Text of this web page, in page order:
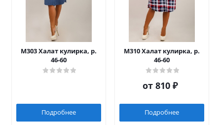
М303 Халат кулирка, р.
46-60
Подробнее
М310 Халат кулирка, р.
46-60
от 810 ₽
Подробнее